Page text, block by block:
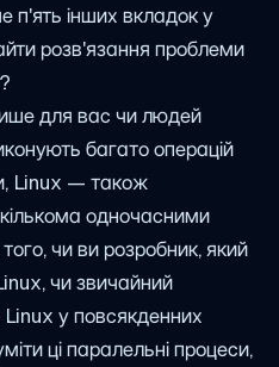
п'ять інших вкладок у
розв'язання проблеми
для вас чи людей
багато операцій
Linux — також
одночасними
чи ви розробник, який
чи звичайний
у повсякденних
ці паралельні процеси,